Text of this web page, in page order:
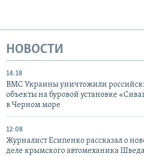
НОВОСТИ
14:18
ВМС Украины уничтожили
объекты на буровой установке
в Черном море
12:08
Журналист Есипенко рассказал о
деле крымского автомеханика Шведа